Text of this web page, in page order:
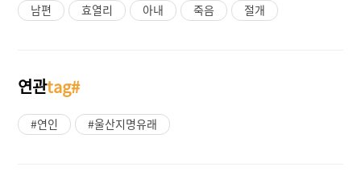
남편 효열리 아내 죽음 절개
연관tag#
#연인 #울산지명유래